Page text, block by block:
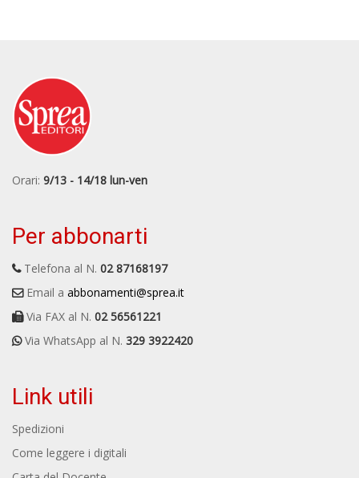
Orari: 9/13 - 14/18 lun-ven
Per abbonarti
Telefona al N. 02 87168197
Email a abbonamenti@sprea.it
Via FAX al N. 02 56561221
Via WhatsApp al N. 329 3922420
Link utili
Spedizioni
Come leggere i digitali